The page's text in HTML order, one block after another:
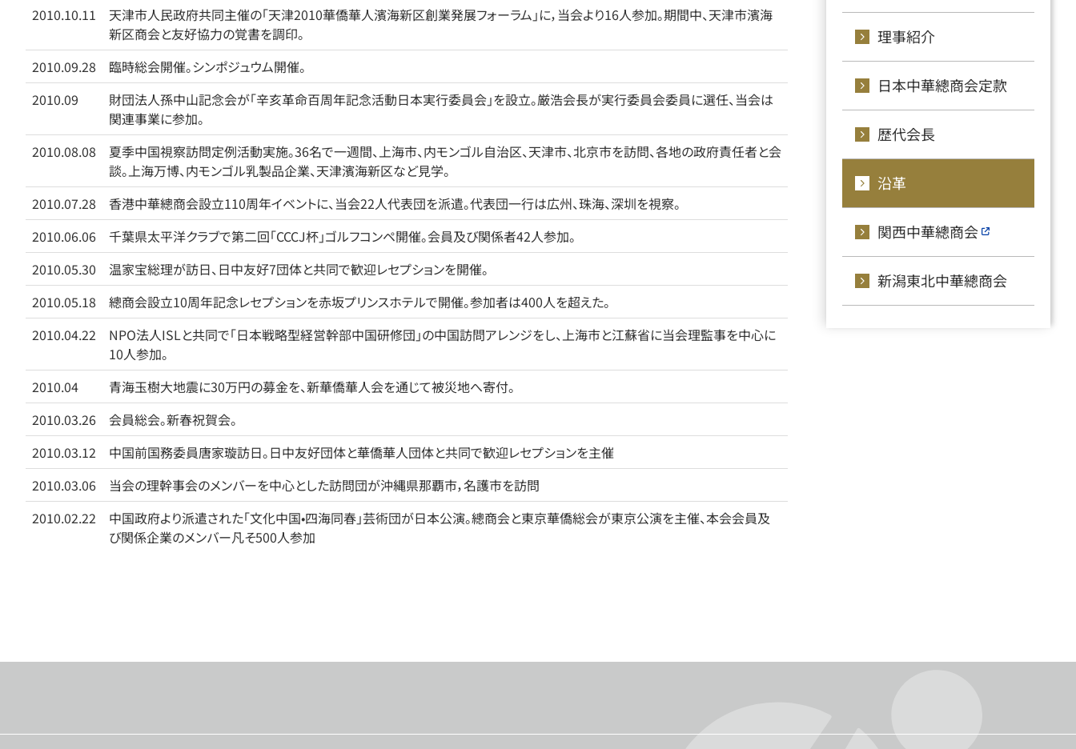
2010.10.11
天津市人民政府共同主催の「天津2010華僑華人濱海新区創業発展フォーラム」に，当会より16人参加。期間中、天津市濱海
新区商会と友好協力の覚書を調印。
2010.09.28
臨時総会開催。シンポジュウム開催。
2010.09
財団法人孫中山記念会が「辛亥革命百周年記念活動日本実行委員会」を設立。厳浩会長が実行委員会委員に選任、当会は
関連事業に参加。
2010.08.08
夏季中国視察訪問定例活動実施。36名で一週間、上海市、内モンゴル自治区、天津市、北京市を訪問、各地の政府責任者と会
談。上海万博、内モンゴル乳製品企業、天津濱海新区など見学。
2010.07.28
香港中華總商会設立110周年イベントに、当会22人代表団を派遣。代表団一行は広州、珠海、深圳を視察。
2010.06.06
千葉県太平洋クラブで第二回「CCCJ杯」ゴルフコンペ開催。会員及び関係者42人参加。
2010.05.30
温家宝総理が訪日、日中友好7団体と共同で歓迎レセプションを開催。
2010.05.18
總商会設立10周年記念レセプションを赤坂プリンスホテルで開催。参加者は400人を超えた。
2010.04.22
NPO法人ISLと共同で「日本戦略型経営幹部中国研修団」の中国訪問アレンジをし、上海市と江蘇省に当会理監事を中心に
10人参加。
2010.04
青海玉樹大地震に30万円の募金を、新華僑華人会を通じて被災地へ寄付。
2010.03.26
会員総会。新春祝賀会。
2010.03.12
中国前国務委員唐家璇訪日。日中友好団体と華僑華人団体と共同で歓迎レセプションを主催
2010.03.06
当会の理幹事会のメンバーを中心とした訪問団が沖縄県那覇市，名護市を訪問
2010.02.22
中国政府より派遣された「文化中国•四海同春」芸術団が日本公演。總商会と東京華僑総会が東京公演を主催、本会会員及
び関係企業のメンバー凡そ500人参加
理事紹介
日本中華總商会定款
歴代会長
沿革
関西中華總商会
新潟東北中華總商会